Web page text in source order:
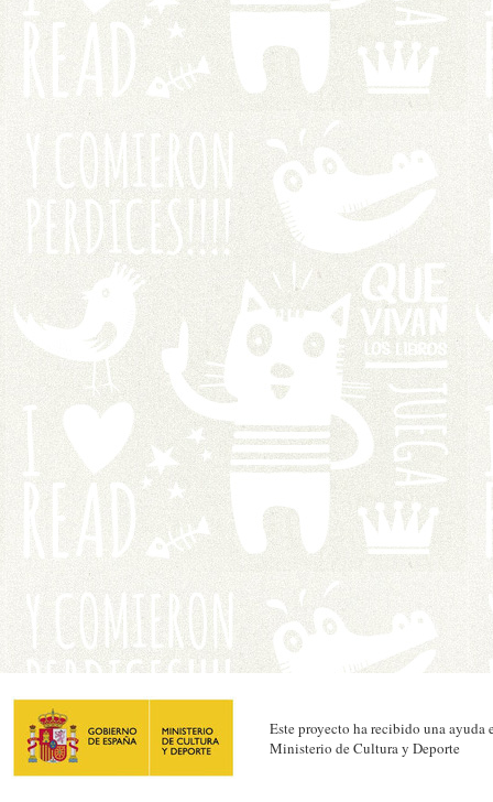
Este proyecto ha recibido una ayuda
Ministerio de Cultura y Deporte